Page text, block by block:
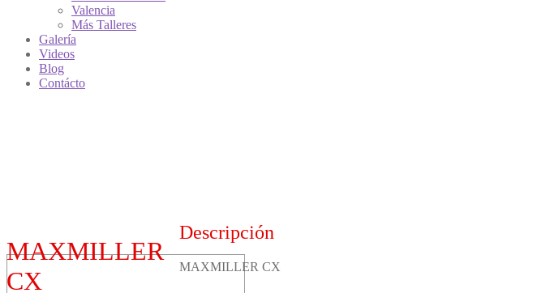
Valencia
Más Talleres
Galería
Videos
Blog
Contácto
MAXMILLER
CX
Descripción
MAXMILLER CX